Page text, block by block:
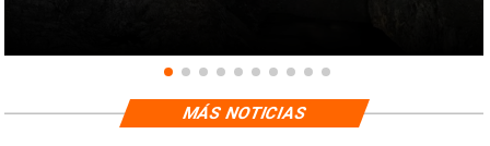
MÁS NOTICIAS